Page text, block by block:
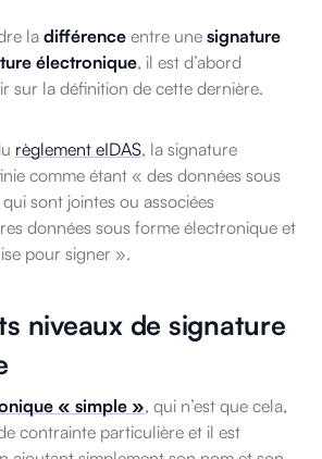
la différence entre une signature
électronique, il est d’abord
sur la définition de cette dernière.
règlement eIDAS, la signature
comme étant « des données sous
sont jointes ou associées
données sous forme électronique et
pour signer ».
niveaux de signature
« simple », qui n’est que cela,
contrainte particulière et il est